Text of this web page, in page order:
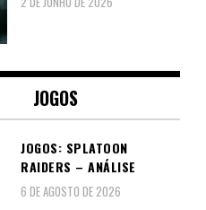
JOGOS
JOGOS: SPLATOON
RAIDERS – ANÁLISE
6 DE AGOSTO DE 2026